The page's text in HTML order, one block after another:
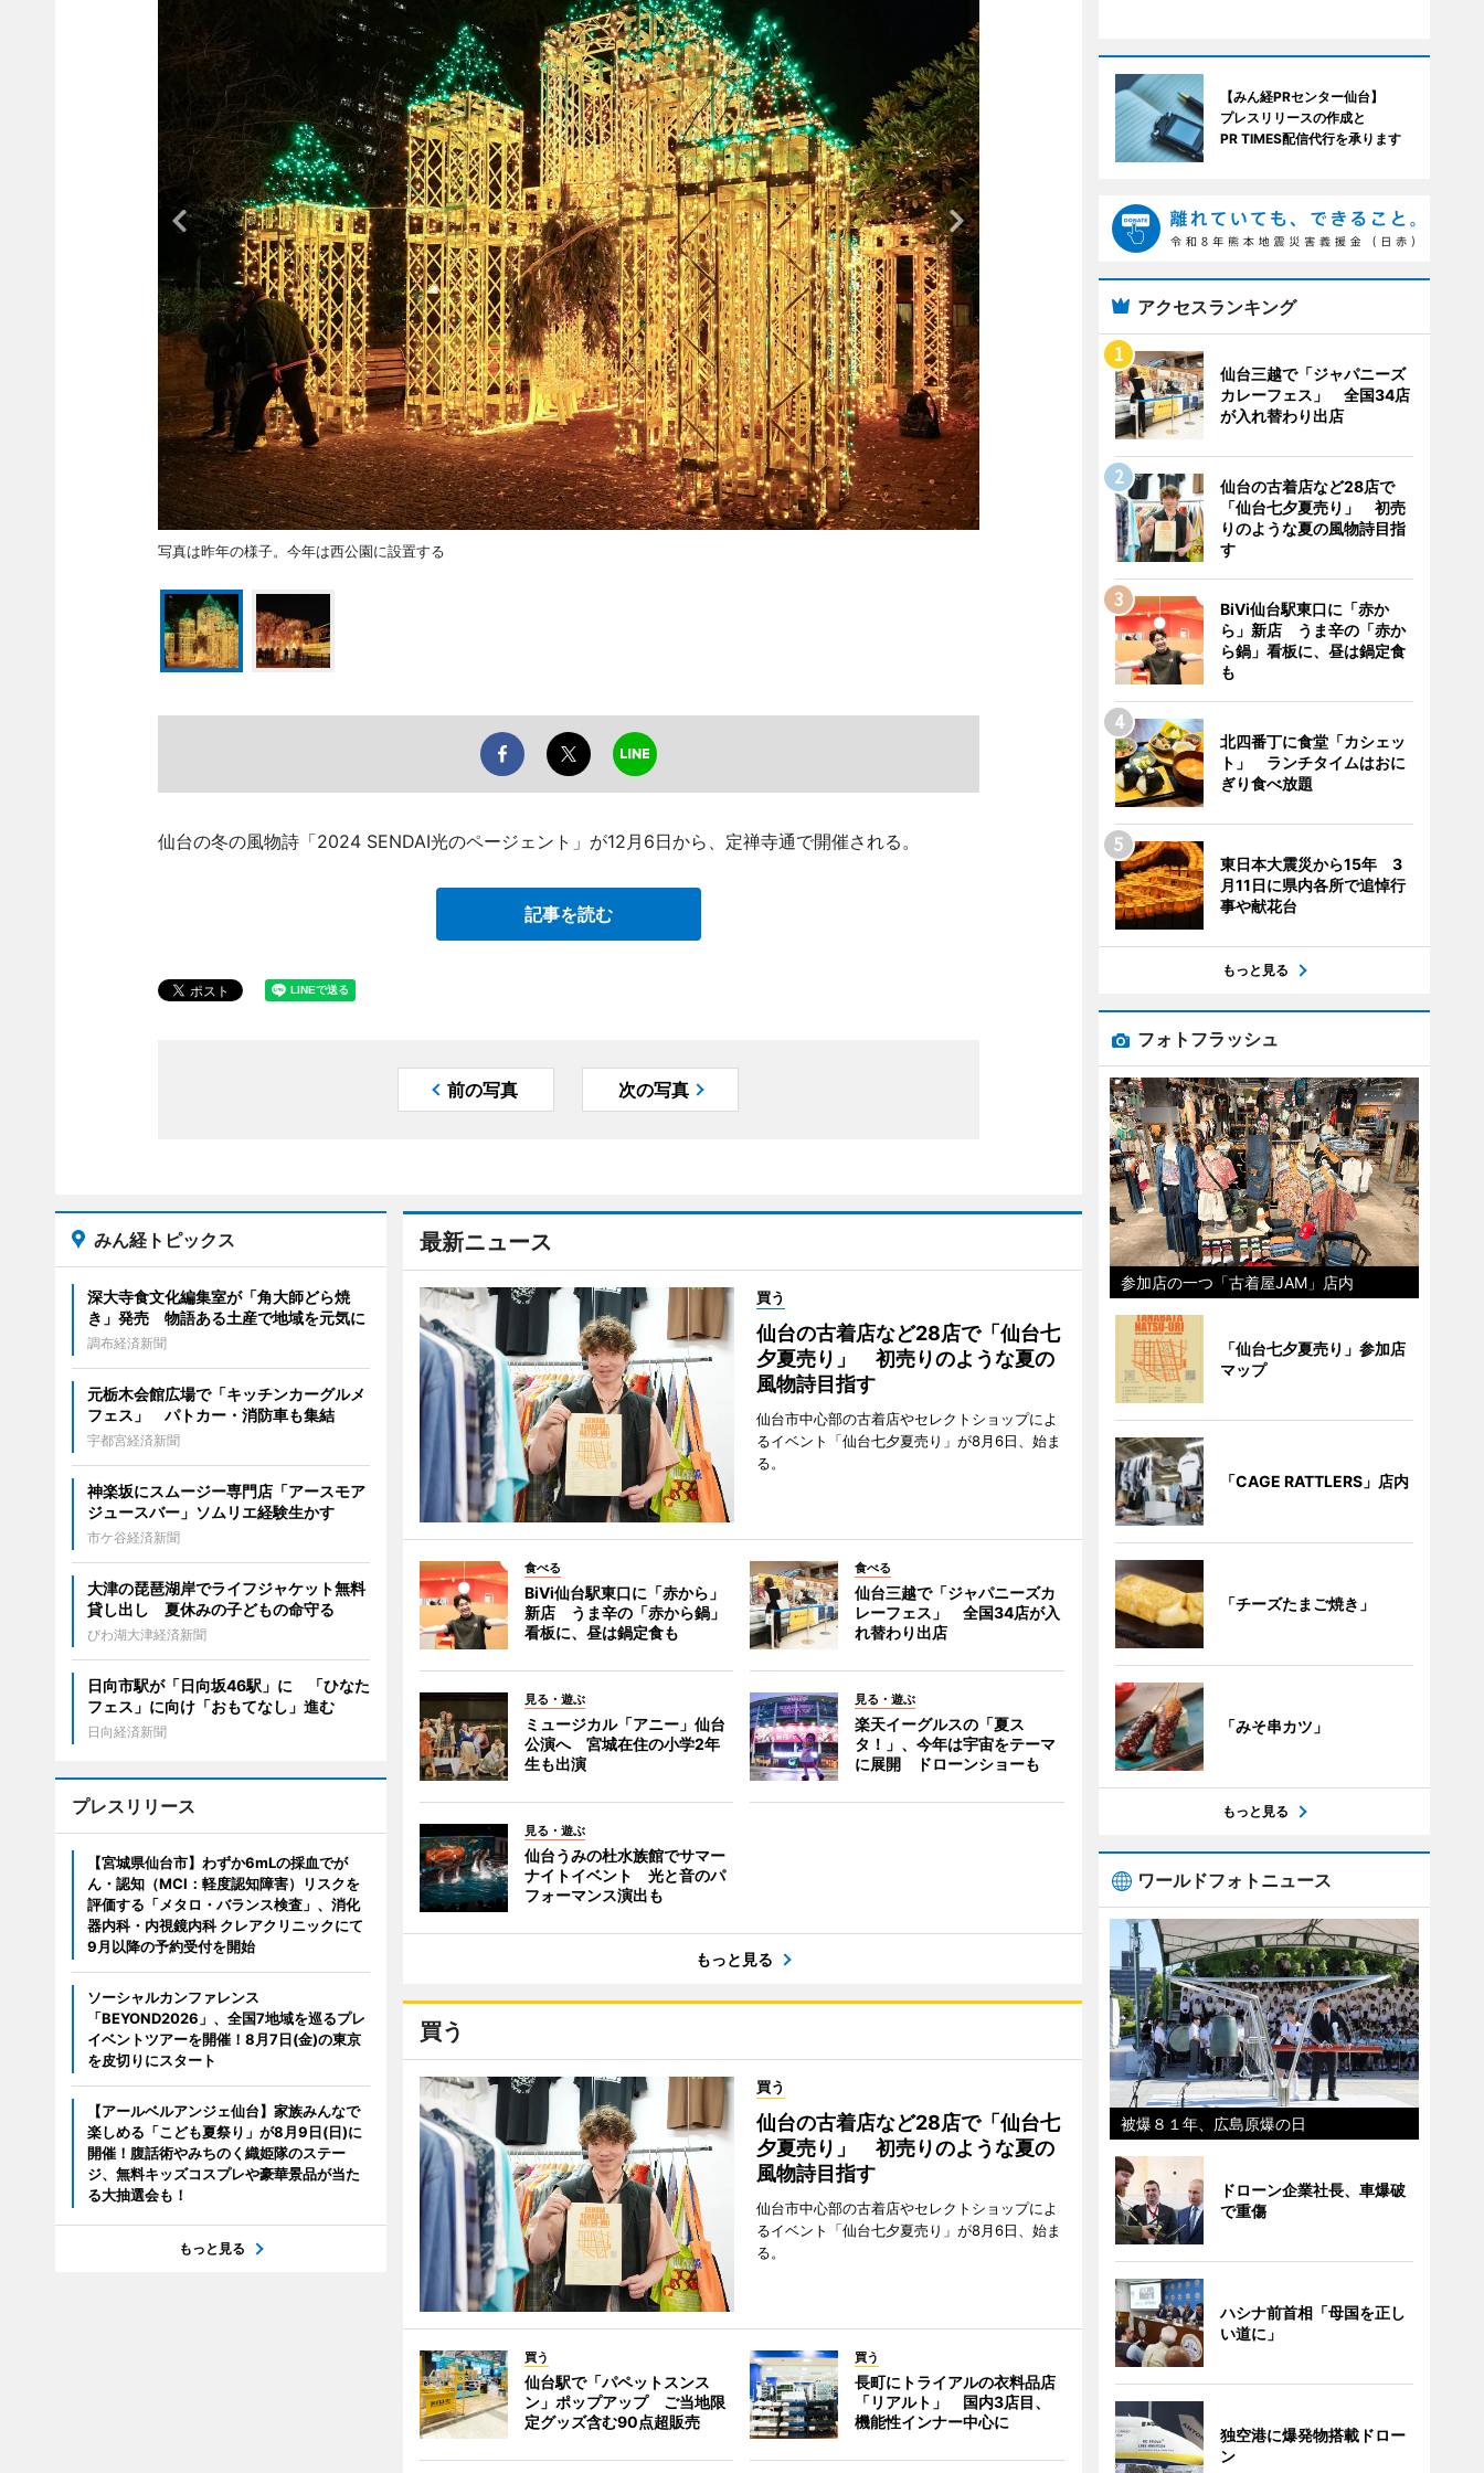
写真は昨年の様子。今年は西公園に設置する
仙台の冬の風物詩「2024 SENDAI光のページェント」が12月6日から、定禅寺通で開催される。
記事を読む
前の写真 次の写真
最新ニュース
買う
仙台の古着店など28店で「仙台七
夕夏売り」 初売りのような夏の
風物詩目指す
仙台市中心部の古着店やセレクトショップによ
るイベント「仙台七夕夏売り」が8月6日、始ま
る。
食べる
BiVi仙台駅東口に「赤から」
新店 うま辛の「赤から鍋」
看板に、昼は鍋定食も
食べる
仙台三越で「ジャパニーズカ
レーフェス」 全国34店が入
れ替わり出店
見る・遊ぶ
ミュージカル「アニー」仙台
公演へ 宮城在住の小学2年
生も出演
見る・遊ぶ
楽天イーグルスの「夏ス
タ！」、今年は宇宙をテーマ
に展開 ドローンショーも
見る・遊ぶ
仙台うみの杜水族館でサマー
ナイトイベント 光と音のパ
フォーマンス演出も
もっと見る
買う
買う
仙台の古着店など28店で「仙台七
夕夏売り」 初売りのような夏の
風物詩目指す
仙台市中心部の古着店やセレクトショップによ
るイベント「仙台七夕夏売り」が8月6日、始ま
る。
買う
仙台駅で「パペットスンス
ン」ポップアップ ご当地限
定グッズ含む90点超販売
買う
長町にトライアルの衣料品店
「リアルト」 国内3店目、
機能性インナー中心に
みん経トピックス
深大寺食文化編集室が「角大師どら焼
き」発売 物語ある土産で地域を元気に
調布経済新聞
元栃木会館広場で「キッチンカーグルメ
フェス」 パトカー・消防車も集結
宇都宮経済新聞
神楽坂にスムージー専門店「アースモア
ジュースバー」ソムリエ経験生かす
市ケ谷経済新聞
大津の琵琶湖岸でライフジャケット無料
貸し出し 夏休みの子どもの命守る
びわ湖大津経済新聞
日向市駅が「日向坂46駅」に 「ひなた
フェス」に向け「おもてなし」進む
日向経済新聞
プレスリリース
【宮城県仙台市】わずか6mLの採血でが
ん・認知（MCI：軽度認知障害）リスクを
評価する「メタロ・バランス検査」、消化
器内科・内視鏡内科 クレアクリニックにて
9月以降の予約受付を開始
ソーシャルカンファレンス
「BEYOND2026」、全国7地域を巡るプレ
イベントツアーを開催！8月7日(金)の東京
を皮切りにスタート
【アールベルアンジェ仙台】家族みんなで
楽しめる「こども夏祭り」が8月9日(日)に
開催！腹話術やみちのく織姫隊のステー
ジ、無料キッズコスプレや豪華景品が当た
る大抽選会も！
もっと見る
【みん経PRセンター仙台】
プレスリリースの作成と
PR TIMES配信代行を承ります
アクセスランキング
仙台三越で「ジャパニーズ
カレーフェス」 全国34店
が入れ替わり出店
仙台の古着店など28店で
「仙台七夕夏売り」 初売
りのような夏の風物詩目指
す
BiVi仙台駅東口に「赤か
ら」新店 うま辛の「赤か
ら鍋」看板に、昼は鍋定食
も
北四番丁に食堂「カシェッ
ト」 ランチタイムはおに
ぎり食べ放題
東日本大震災から15年 3
月11日に県内各所で追悼行
事や献花台
もっと見る
フォトフラッシュ
参加店の一つ「古着屋JAM」店内
「仙台七夕夏売り」参加店
マップ
「CAGE RATTLERS」店内
「チーズたまご焼き」
「みそ串カツ」
もっと見る
ワールドフォトニュース
被爆８１年、広島原爆の日
ドローン企業社長、車爆破
で重傷
ハシナ前首相「母国を正し
い道に」
独空港に爆発物搭載ドロー
ン